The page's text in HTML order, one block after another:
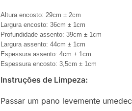
Altura encosto: 29cm ± 2cm
Largura encosto: 36cm ± 1cm
Profundidade assento: 39cm ± 1cm
Largura assento: 44cm ± 1cm
Espessura assento: 4cm ± 1cm
Espessura encosto: 3,5cm ± 1cm
Instruções de Limpeza:
Passar um pano levemente